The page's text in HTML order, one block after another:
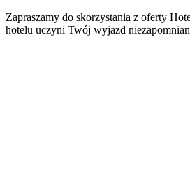
Zapraszamy do skorzystania z oferty
hotelu uczyni Twój wyjazd